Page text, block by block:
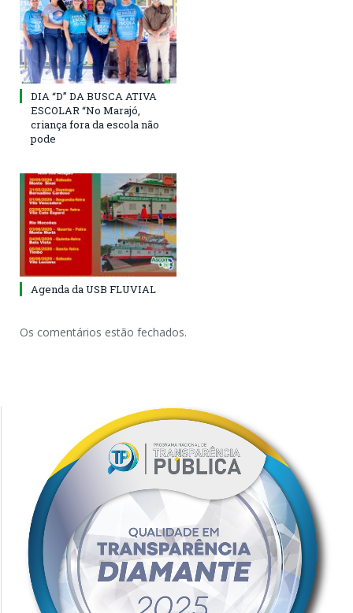
DIA “D” DA BUSCA ATIVA
ESCOLAR “No Marajó,
criança fora da escola não
pode
Agenda da USB FLUVIAL
Os comentários estão fechados.